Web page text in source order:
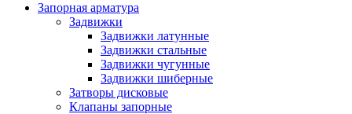
Запорная арматура
Задвижки
Задвижки латунные
Задвижки стальные
Задвижки чугунные
Задвижки шиберные
Затворы дисковые
Клапаны запорные